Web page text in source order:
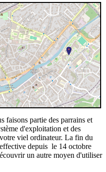
faisons partie des parrains et
d'exploitation et des
viel ordinateur. La fin du
depuis le 14 octobre
un autre moyen d'utiliser